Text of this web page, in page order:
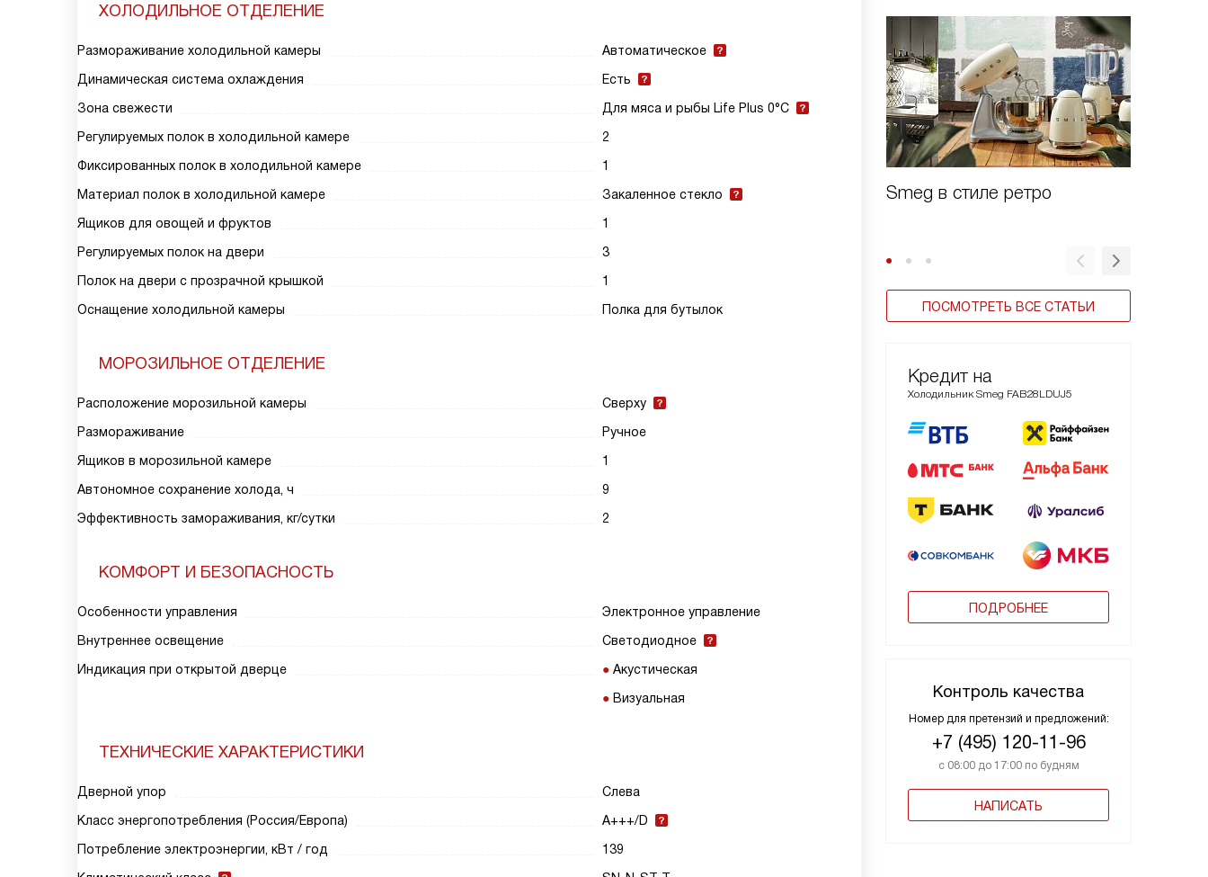
Smeg в стиле ретро
ПОСМОТРЕТЬ ВСЕ СТАТЬИ
Кредит на
Холодильник Smeg FAB28LDUJ5
ПОДРОБНЕЕ
Контроль качества
Номер для претензий и предложений:
+7 (495) 120-11-96
с 08:00 до 17:00 по будням
НАПИСАТЬ
ХОЛОДИЛЬНОЕ ОТДЕЛЕНИЕ
Размораживание холодильной камеры
Автоматическое
Динамическая система охлаждения
Есть
Зона свежести
Для мяса и рыбы Life Plus 0°C
Регулируемых полок в холодильной камере
2
Фиксированных полок в холодильной камере
1
Материал полок в холодильной камере
Закаленное стекло
Ящиков для овощей и фруктов
1
Регулируемых полок на двери
3
Полок на двери с прозрачной крышкой
1
Оснащение холодильной камеры
Полка для бутылок
МОРОЗИЛЬНОЕ ОТДЕЛЕНИЕ
Расположение морозильной камеры
Сверху
Размораживание
Ручное
Ящиков в морозильной камере
1
Автономное сохранение холода, ч
9
Эффективность замораживания, кг/сутки
2
КОМФОРТ И БЕЗОПАСНОСТЬ
Особенности управления
Электронное управление
Внутреннее освещение
Светодиодное
Индикация при открытой дверце
Акустическая
Визуальная
ТЕХНИЧЕСКИЕ ХАРАКТЕРИСТИКИ
Дверной упор
Слева
Класс энергопотребления (Россия/Европа)
A+++/D
Потребление электроэнергии, кВт / год
139